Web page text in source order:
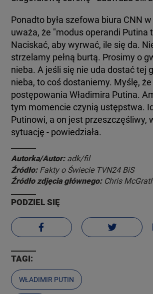
Ponadto była szefowa biura CNN
uważa, że "modus operandi Putina
Naciskać, aby wyrwać, ile się da.
strzelamy pełną burtą. Prosimy o
nieba. A jeśli się nie uda dostać tej
nieba, to coś dostaniemy. Myślę,
postępowania Władimira Putina.
tym momencie czynią ustępstwa.
Putinowi, a on jest przeszczęśliwy,
sytuację - powiedziała.
Autorka/Autor: adk/fil
Źródło: Fakty o Świecie TVN24 BiS
Źródło zdjęcia głównego: Chris
PODZIEL SIĘ
TAGI:
WŁADIMIR PUTIN